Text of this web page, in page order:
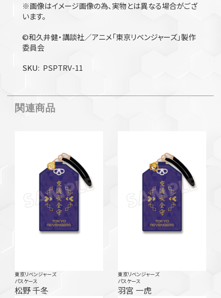
※画像はイメージ画像の為、実物とは異なる場合がござ
います。
©和久井健・講談社／アニメ「東京リベンジャーズ」製作
委員会
SKU
PSPTRV-11
関連商品
東京リベンジャーズ
パスケース
松野 千冬
東京リベンジャーズ
パスケース
羽宮 一虎